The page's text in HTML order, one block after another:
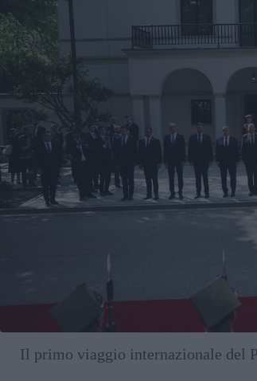
Il primo viaggio internazionale del